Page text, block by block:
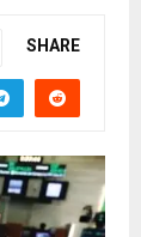
SHARE